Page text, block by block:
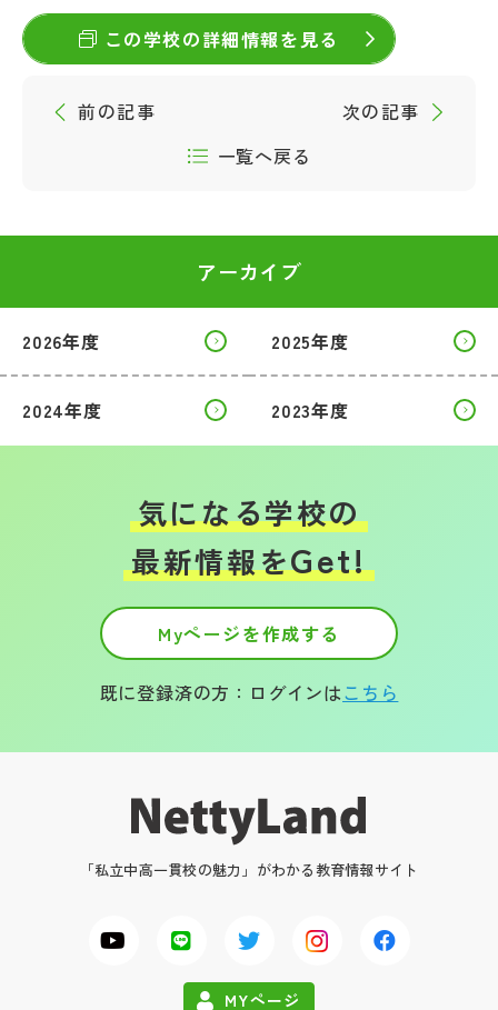
この学校の詳細情報を見る
前の記事
一覧へ戻る
次の記事
アーカイブ
2026年度 2025年度
2024年度 2023年度
気になる学校の
最新情報をGet!
Myページを作成する
既に登録済の方：ログインはこちら
「私立中高一貫校の魅力」がわかる教育情報サイト
MYページ